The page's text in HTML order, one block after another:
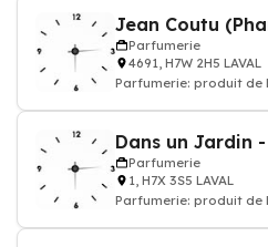
Jean Coutu
Parfumerie
4691, H7W 2H5 LAVAL
Parfumerie: produit de beauté femme,
Dans un Jardin
Parfumerie
1, H7X 3S5 LAVAL
Parfumerie: produit de beauté femme,